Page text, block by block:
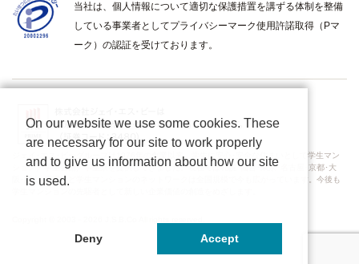
当社は、個人情報について適切な保護措置を講ずる体制を整備
している事業者としてプライバシーマーク使用許諾取得（Pマ
ーク）の認証を受けております。
ジェイ･エス･ビーグループは1976年の創業以来、学生に安心･安全な住まいとして学生マン
ション／学生会館／学生寮を提供してきました。現在では札幌･仙台･東京･名古屋･京都･大
阪･岡山･福岡など学生マンションのネットワークは全国規模で今も広がっています。今後も
On our website we use some cookies. These
are necessary for our site to work properly
and to give us information about how our site
is used.
Deny Accept